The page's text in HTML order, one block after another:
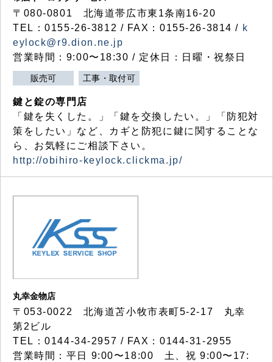
〒080-0801 北海道帯広市東1条南16-20
TEL：0155-26-3812 / FAX：0155-26-3814 / k
eylock@r9.dion.ne.jp
営業時間：9:00〜18:30 / 定休日：日曜・祝祭日
販売可 工事・取付可
鍵と錠の専門店
「鍵を失くした。」「鍵を交換したい。」「防犯対
策をしたい」など、カギと防犯に鍵に関することな
ら、お気軽にご相談下さい。
http://obihiro-keylock.clickma.jp/
丸幸金物店
〒053-0022 北海道苫小牧市表町5-2-17 丸幸
第2ビル
TEL：0144-34-2957 / FAX：0144-31-2955
営業時間：平日 9:00〜18:00 土、祝 9:00〜17: